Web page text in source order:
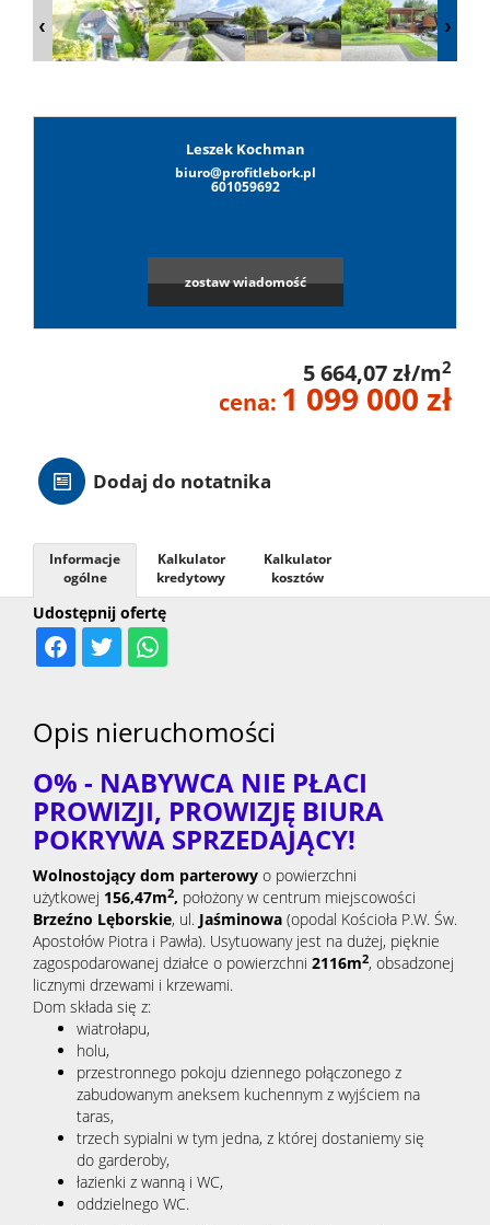
Hale
Lokale
za
Leszek Kochman
biuro@profitlebork.pl
601059692
zostaw wiadomość
5 664,07 zł/m2
cena: 1 099 000 zł
Dodaj do notatnika
Udostępnij ofertę
Informacje
ogólne
Kalkulator
kredytowy
Kalkulator
kosztów
Opis nieruchomości
O% - NABYWCA NIE PŁACI
PROWIZJI, PROWIZJĘ BIURA
POKRYWA SPRZEDAJĄCY!
Wolnostojący dom parterowy o powierzchni
użytkowej 156,47m2, położony w centrum miejscowości
Brzeźno Lęborskie, ul. Jaśminowa (opodal Kościoła P.W. Św.
Apostołów Piotra i Pawła). Usytuowany jest na dużej, pięknie
zagospodarowanej działce o powierzchni 2116m2, obsadzonej
licznymi drzewami i krzewami.
Dom składa się z:
wiatrołapu,
holu,
przestronnego pokoju dziennego połączonego z
zabudowanym aneksem kuchennym z wyjściem na
taras,
trzech sypialni w tym jedna, z której dostaniemy się
do garderoby,
łazienki z wanną i WC,
oddzielnego WC.